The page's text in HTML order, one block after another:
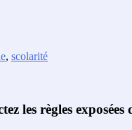
, scolarité
les règles